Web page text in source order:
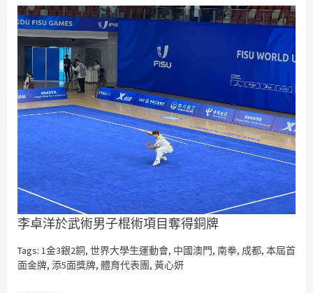
李卓洋於武術男子棍術項目奪得銅牌
Tags: 1金3銀2銅, 世界大學生運動會, 中國澳門, 南拳, 成都, 本屆首
面金牌, 添5面獎牌, 體育代表團, 黃心妍